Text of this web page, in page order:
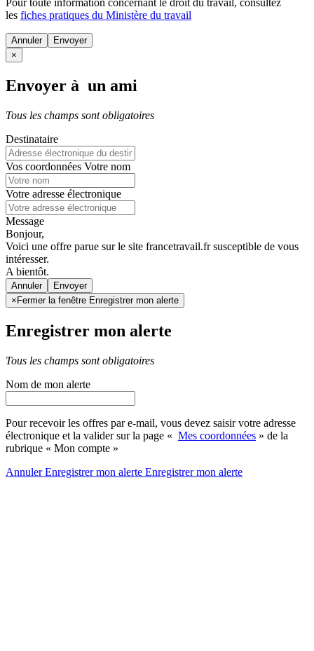
Pour toute information concernant le droit du travail , consultez
les fiches pratiques du Ministère du travail
Annuler
×
Envoyer à un ami
Tous les champs sont obligatoires
Destinataire
Vos coordonnées Votre nom
Votre adresse électronique
Message
Bonjour,
Voici une offre parue sur le site francetravail.fr susceptible de vous
intéresser.
A bientôt.
Annuler
× Fermer la fenêtre Enregistrer mon alerte
Enregistrer mon alerte
Tous les champs sont obligatoires
Nom de mon alerte
Pour recevoir les offres par e-mail, vous devez saisir votre adresse
électronique et la valider sur la page « Mes coordonnées » de la
rubrique « Mon compte »
AnnulerEnregistrer mon alerte Enregistrermon alerte